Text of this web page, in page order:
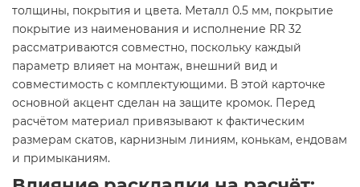
толщины, покрытия и цвета. Металл 0.5 мм, покрытие
покрытие из наименования и исполнение RR 32
рассматриваются совместно, поскольку каждый
параметр влияет на монтаж, внешний вид и
совместимость с комплектующими. В этой карточке
основной акцент сделан на защите кромок. Перед
расчётом материал привязывают к фактическим
размерам скатов, карнизным линиям, конькам, ендовам
и примыканиям.